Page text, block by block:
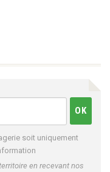
soit uniquement
en recevant nos